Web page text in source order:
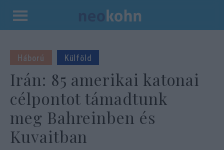
Kilépés
tartalomba
Háború Külföld
Irán: 85 amerikai katonai
célpontot támadtunk
meg Bahreinben és
Kuvaitban